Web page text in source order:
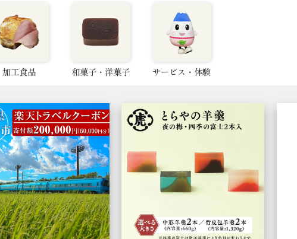
加工食品 和菓子・洋菓子 サービス・体験